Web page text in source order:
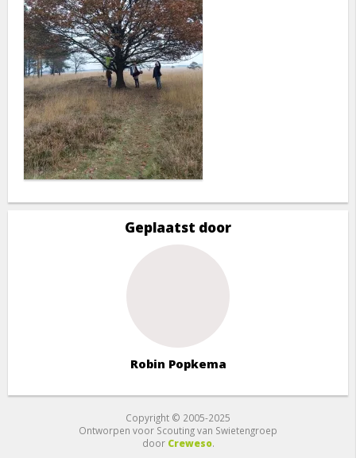
Geplaatst door
Robin Popkema
Copyright © 2005-2025
Ontworpen voor Scouting van Swietengroep
door Creweso.